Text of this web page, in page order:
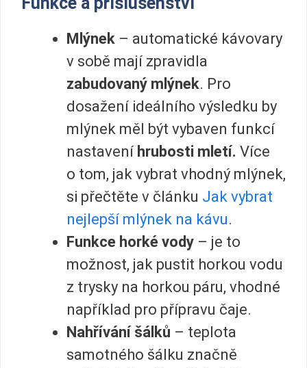
Mlýnek – automatické kávovary
v sobě mají zpravidla
zabudovaný mlýnek. Pro
dosažení ideálního výsledku by
mlýnek měl být vybaven funkcí
nastavení hrubosti mletí. Více
o tom, jak vybrat vhodný mlýnek,
si přečtěte v článku Jak vybrat
nejlepší mlýnek na kávu.
Funkce horké vody – je to
možnost, jak pustit horkou vodu
z trysky na horkou páru, vhodné
například pro přípravu čaje.
Nahřívání šálků – teplota
samotného šálku značně